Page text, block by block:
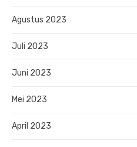
Agustus 2023
Juli 2023
Juni 2023
Mei 2023
April 2023